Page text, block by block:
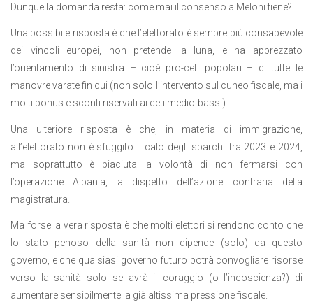
Dunque la domanda resta: come mai il consenso a Meloni tiene?
Una possibile risposta è che l’elettorato è sempre più consapevole
dei vincoli europei, non pretende la luna, e ha apprezzato
l’orientamento di sinistra – cioè pro-ceti popolari – di tutte le
manovre varate fin qui (non solo l’intervento sul cuneo fiscale, ma i
molti bonus e sconti riservati ai ceti medio-bassi).
Una ulteriore risposta è che, in materia di immigrazione,
all’elettorato non è sfuggito il calo degli sbarchi fra 2023 e 2024,
ma soprattutto è piaciuta la volontà di non fermarsi con
l’operazione Albania, a dispetto dell’azione contraria della
magistratura.
Ma forse la vera risposta è che molti elettori si rendono conto che
lo stato penoso della sanità non dipende (solo) da questo
governo, e che qualsiasi governo futuro potrà convogliare risorse
verso la sanità solo se avrà il coraggio (o l’incoscienza?) di
aumentare sensibilmente la già altissima pressione fiscale.